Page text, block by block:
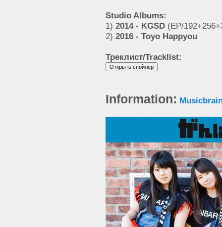
Studio Albums:
1) 2014 - KGSD (EP/
2) 2016 - Toyo Happyou
Треклист/Tracklist:
Information: